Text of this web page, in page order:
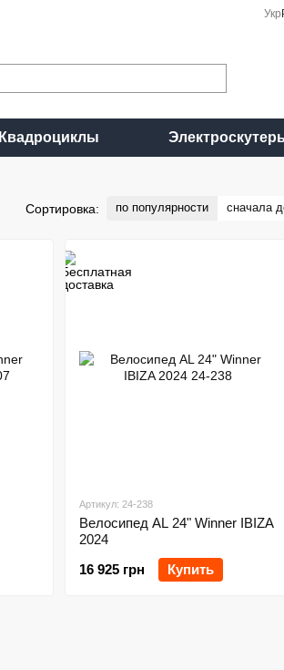
Укр
Квадроциклы
Сортировка: по популярности сначала
Артикул: 24-238
Велосипед AL 24" Winner IBIZA
2024
16 925 грн
Купить